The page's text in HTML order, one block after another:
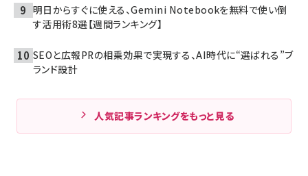
明日からすぐに使える、Gemini Notebookを無料で使い倒
す活用術8選【週間ランキング】
SEOと広報PRの相乗効果で実現する、AI時代に“選ばれる”ブ
ランド設計
人気記事ランキングをもっと見る